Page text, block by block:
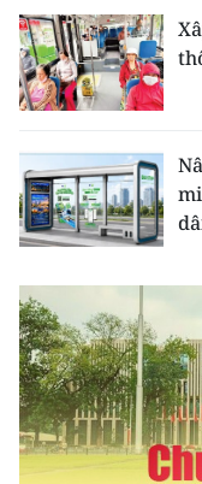
RADIO
MEDIA CENTER
Video
Media Chính trị
Media Kinh tế
Media Văn hóa
Media Xã hội
Media Pháp luật